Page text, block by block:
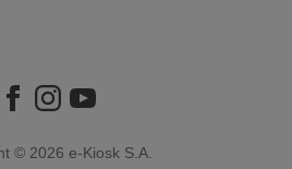
© 2026 e-Kiosk S.A.